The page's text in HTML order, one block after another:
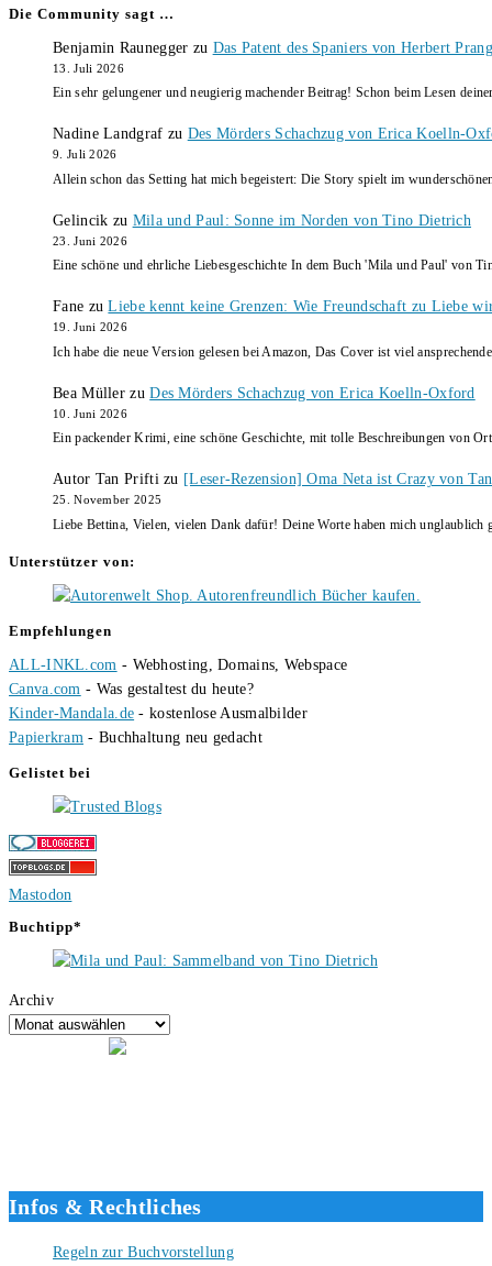
Die Community sagt …
Benjamin Raunegger zu Das Patent des Spaniers von Herbert
13. Juli 2026
Ein sehr gelungener und neugierig machender Beitrag! Schon beim Lesen
Nadine Landgraf zu Des Mörders Schachzug von Erica Koelln-
9. Juli 2026
Allein schon das Setting hat mich begeistert: Die Story spielt im
Gelincik zu Mila und Paul: Sonne im Norden von Tino Dietrich
23. Juni 2026
Eine schöne und ehrliche Liebesgeschichte In dem Buch 'Mila und Paul' von
Fane zuLiebe kennt keine Grenzen: Wie Freundschaft zu Liebe
19. Juni 2026
Ich habe die neue Version gelesen bei Amazon, Das Cover ist viel
Bea Müller zuDes Mörders Schachzug von Erica Koelln-Oxford
10. Juni 2026
Ein packender Krimi, eine schöne Geschichte, mit tolle Beschreibungen von
Autor Tan Priftizu [Leser-Rezension] Oma Neta ist Crazy von
25. November 2025
Liebe Bettina, Vielen, vielen Dank dafür! Deine Worte haben mich unglaublich
Unterstützer von:
Empfehlungen
ALL-INKL.com - Webhosting, Domains, Webspace
Canva.com - Was gestaltest du heute?
Kinder-Mandala.de - kostenlose Ausmalbilder
Papierkram - Buchhaltung neu gedacht
Gelistet bei
Mastodon
Buchtipp*
Archiv
Infos & Rechtliches
Regeln zur Buchvorstellung